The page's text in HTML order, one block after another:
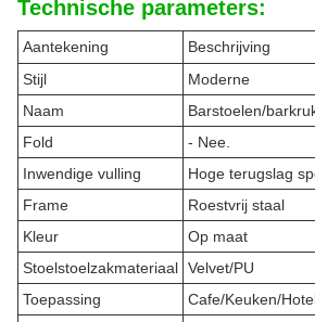
Technische parameters:
Aantekening
Beschrijving
Stijl
Moderne
Naam
Barstoelen/
Fold
- Nee.
Inwendige vulling
Hoge terugslag
Frame
Roestvrij staal
Kleur
Op maat
Stoelstoelzakmateriaal Velvet/PU
Toepassing
Cafe/Keuken/